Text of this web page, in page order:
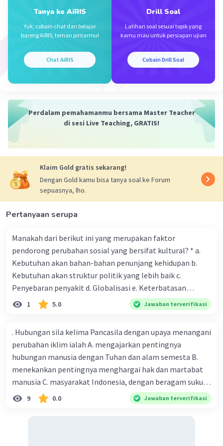
Tanya ke AiRIS
Yuk, cobain chat dan belajar
bareng AiRIS, teman pintarmu!
Chat AiRIS
Drill Soal
Latihan soal sesuai topik yang
kamu mau untuk persiapan ujian
Cobain Drill Soal
Perdalam pemahamanmu bersama Master Teacher
di sesi Live Teaching, GRATIS!
Klaim Gold gratis sekarang!
Dengan Gold kamu bisa tanya soal ke Forum
sepuasnya, lho.
Pertanyaan serupa
Manakah dari berikut ini yang merupakan faktor
pendorong perubahan sosial yang bersifat kultural? * a.
Kebutuhan akan bahan-bahan penunjang kehidupan b.
Kebutuhan akan struktur politik yang lebih baik c.
Penyebaran penyakit d. Globalisasi e. Keterbatasan
sumber daya Salah satu faktor pendorong perubahan
sosial yang dapat mempengaruhi pola perilaku
kualitas pendidikan c. Dampak luar negeri d. Pertumbuhan
ekonomi yang stagnan e. Keterbatasan sumber daya alam
Apa yang dimaksud dengan perubahan sosial? * a.
Penyesuaian individu terhadap lingkungan fisik b. Proses
peralihan antara kemauan dan keadaan yang dialami
sementara c. Perubahan yang hanya terjadi pada individu,
1 5.0 Jawaban terverifikasi
. Hubungan sila kelima Pancasila dengan upaya menangani
perubahan iklim ialah A. mengajarkan pentingnya
hubungan manusia dengan Tuhan dan alam semesta B.
menekankan pentingnya menghargai hak dan martabat
manusia C. masyarakat Indonesia, dengan beragam suku
dan budaya, perlu bersatu dalam upaya mengurangi emisi
gas rumah kaca dan adaptasi terhadap perubahan iklim D.
9 0.0 Jawaban terverifikasi